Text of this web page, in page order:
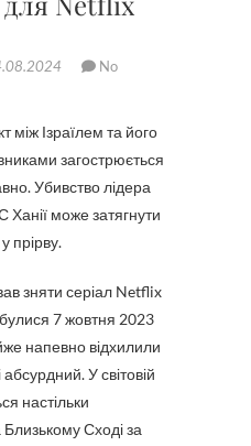
No
загострюється
Убивство лідера
може затягнути
прірву.
зняти серіал Netflix
7 жовтня 2023
напевно відхилили
У світовій
настільки
Близькому Сході за